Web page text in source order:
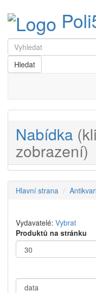
Nabídka
zobrazení)
Hlavní strana
Vydavatelé: Vybrat
Produktů na stránku